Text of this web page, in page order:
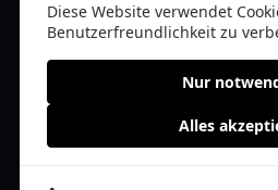
Kontakt
© 2026 apolist.de | Alle Rechte
Diese Website verwendet
Benutzerfreundlichkeit zu
Nur
Alles